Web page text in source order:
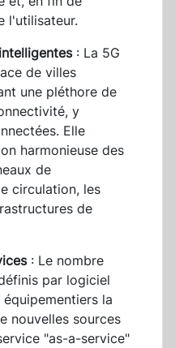
l'utilisateur.
: La 5G
de villes
une pléthore de
y
Elle
harmonieuse des
de
circulation, les
de
: Le nombre
par logiciel
la
nouvelles sources
"as-a-service"